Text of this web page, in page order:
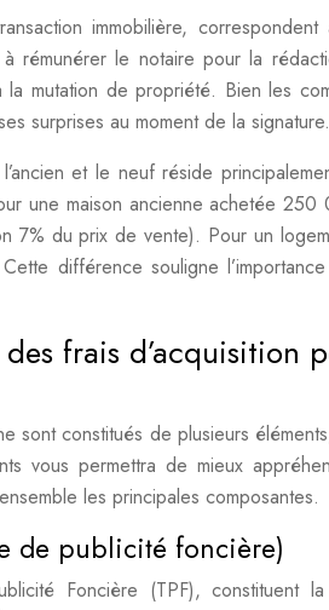
immobilière, correspondent
rémunérer le notaire pour la
mutation de propriété. Bien les
surprises au moment de la signature.
et le neuf réside
une maison ancienne achetée
du prix de vente). Pour un
différence souligne l’importance
frais d’acquisition
sont constitués de plusieurs
vous permettra de mieux
les principales composantes.
de publicité foncière)
Foncière (TPF), constituent